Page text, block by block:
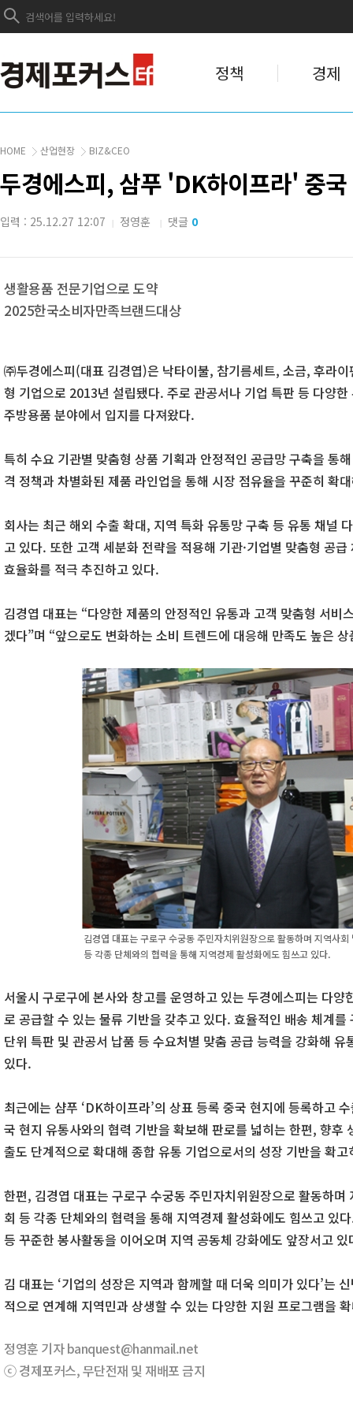
정책 경제
HOME 산업현장 BIZ&CEO
두경에스피, 삼푸 'DK하이프라' 중국
입력 : 25.12.27 12:07 | 정영훈 | 댓글 0
생활용품 전문기업으로 도약
2025한국소비자만족브랜드대상
㈜두경에스피(대표 김경엽)은 낙타이불, 참기름세트, 소금, 후라
형 기업으로 2013년 설립됐다. 주로 관공서나 기업 특판 등 다양한
주방용품 분야에서 입지를 다져왔다.
특히 수요 기관별 맞춤형 상품 기획과 안정적인 공급망 구축을 통
격 정책과 차별화된 제품 라인업을 통해 시장 점유율을 꾸준히 확
회사는 최근 해외 수출 확대, 지역 특화 유통망 구축 등 유통 채널
고 있다. 또한 고객 세분화 전략을 적용해 기관·기업별 맞춤형 공
효율화를 적극 추진하고 있다.
김경엽 대표는 “다양한 제품의 안정적인 유통과 고객 맞춤형 서비
겠다”며 “앞으로도 변화하는 소비 트렌드에 대응해 만족도 높은
김경엽 대표는 구로구 수궁동 주민자치위원장으로 활동하며 지역사
등 각종 단체와의 협력을 통해 지역경제 활성화에도 힘쓰고 있다.
서울시 구로구에 본사와 창고를 운영하고 있는 두경에스피는 다
로 공급할 수 있는 물류 기반을 갖추고 있다. 효율적인 배송 체계
단위 특판 및 관공서 납품 등 수요처별 맞춤 공급 능력을 강화해
있다.
최근에는 샴푸 ‘DK하이프라’의 상표 등록 중국 현지에 등록하고
국 현지 유통사와의 협력 기반을 확보해 판로를 넓히는 한편, 향후
출도 단계적으로 확대해 종합 유통 기업으로서의 성장 기반을 확
한편, 김경엽 대표는 구로구 수궁동 주민자치위원장으로 활동하
회 등 각종 단체와의 협력을 통해 지역경제 활성화에도 힘쓰고 있
등 꾸준한 봉사활동을 이어오며 지역 공동체 강화에도 앞장서고 있
김 대표는 ‘기업의 성장은 지역과 함께할 때 더욱 의미가 있다’는
적으로 연계해 지역민과 상생할 수 있는 다양한 지원 프로그램을
정영훈 기자 banquest@hanmail.net
ⓒ 경제포커스, 무단전재 및 재배포 금지